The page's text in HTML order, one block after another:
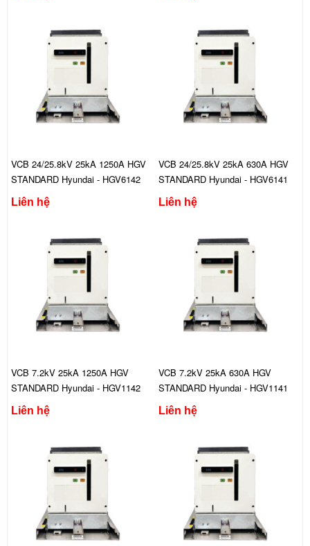
VCB 24/25.8kV 25kA 1250A HGV
STANDARD Hyundai - HGV6142
FGS444C
Liên hệ
VCB 24/25.8kV 25kA 630A HGV
STANDARD Hyundai - HGV6141
FGS444C
Liên hệ
VCB 7.2kV 25kA 1250A HGV
STANDARD Hyundai - HGV1142
FGS444C
Liên hệ
VCB 7.2kV 25kA 630A HGV
STANDARD Hyundai - HGV1141
FGS444C
Liên hệ